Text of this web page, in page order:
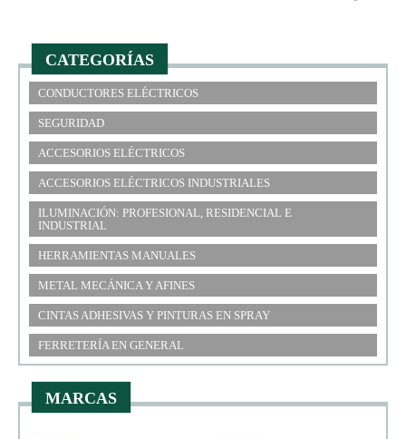
CATEGORÍAS
CONDUCTORES ELÉCTRICOS
SEGURIDAD
ACCESORIOS ELÉCTRICOS
ACCESORIOS ELÉCTRICOS INDUSTRIALES
ILUMINACIÓN: PROFESIONAL, RESIDENCIAL E
INDUSTRIAL
HERRAMIENTAS MANUALES
METAL MECÁNICA Y AFINES
CINTAS ADHESIVAS Y PINTURAS EN SPRAY
FERRETERÍA EN GENERAL
MARCAS